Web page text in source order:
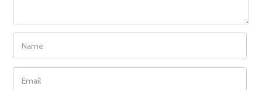
NAME
EMAIL